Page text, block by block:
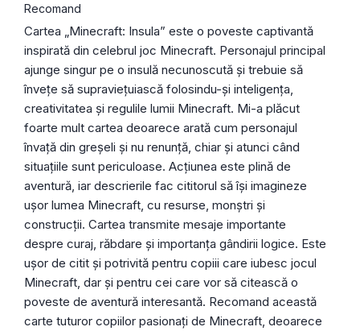
Recomand
Cartea „Minecraft: Insula” este o poveste captivantă
inspirată din celebrul joc Minecraft. Personajul principal
ajunge singur pe o insulă necunoscută și trebuie să
învețe să supraviețuiască folosindu-și inteligența,
creativitatea și regulile lumii Minecraft. Mi-a plăcut
foarte mult cartea deoarece arată cum personajul
învață din greșeli și nu renunță, chiar și atunci când
situațiile sunt periculoase. Acțiunea este plină de
aventură, iar descrierile fac cititorul să își imagineze
ușor lumea Minecraft, cu resurse, monștri și
construcții. Cartea transmite mesaje importante
despre curaj, răbdare și importanța gândirii logice. Este
ușor de citit și potrivită pentru copiii care iubesc jocul
Minecraft, dar și pentru cei care vor să citească o
poveste de aventură interesantă. Recomand această
carte tuturor copiilor pasionați de Minecraft, deoarece